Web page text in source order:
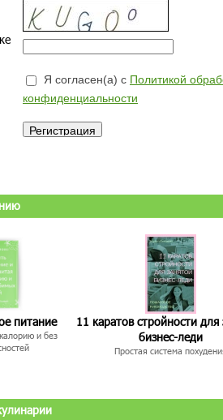
Я согласен(а) с Политикой
конфиденциальности
питание
и без
11 каратов стройности для
бизнес-леди
Простая система